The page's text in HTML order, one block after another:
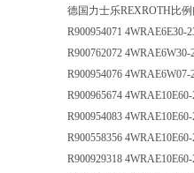
德国力士乐REXROTH比
R900954071 4WRAE6E30-
R900762072
R900954076
R900965674
R900954083
R900558356
R900929318